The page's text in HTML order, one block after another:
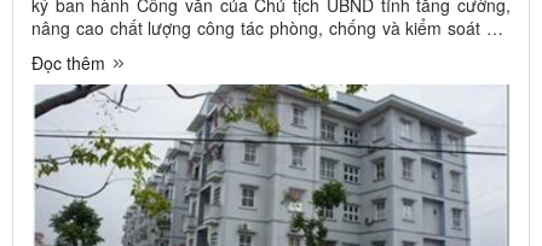
ký ban hành Công văn của Chủ tịch UBND tỉnh tăng cường,
nâng cao chất lượng công tác phòng, chống và kiểm soát ma
túy trên địa bàn tỉnh (Công văn số 1533/UBND-NC ngày
18/5/2026). Ảnh minh họa. Nguồn: baolangson.vn Theo đó,
Chủ tịch UBND ...
Đọc thêm